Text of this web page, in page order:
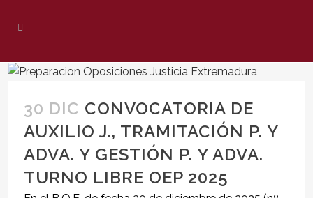
30 DIC CONVOCATORIA DE
AUXILIO J., TRAMITACIÓN P. Y
ADVA. Y GESTIÓN P. Y ADVA.
TURNO LIBRE OEP 2025